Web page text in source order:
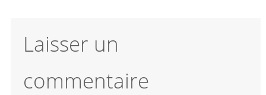
Laisser un
commentaire